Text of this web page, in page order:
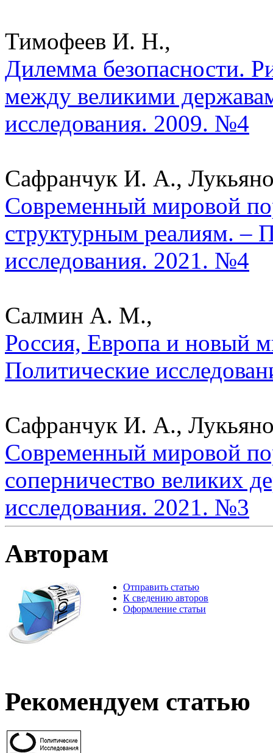
Тимофеев И. Н.,
Дилемма безопасности.
между великими
исследования. 2009. №4
Сафранчук И. А.,
Современный мировой
структурным реалиям. –
исследования. 2021. №4
Салмин А. М.,
Россия, Европа и новый
Политические
Сафранчук И. А.,
Современный мировой
соперничество великих
исследования. 2021. №3
Авторам
Отправить статью
К сведению авторов
Оформление статьи
Рекомендуем статью